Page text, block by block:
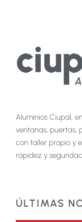
Aluminios Ciupal,
ventanas, puertas,
con taller propio y
rapidez y
ÚLTIMAS